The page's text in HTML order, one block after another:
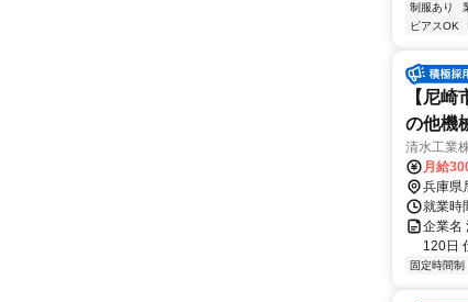
制服あり
ピアスOK
【尼
の他機
清水工業
月給
兵庫県
就業時
企業名
120日
固定時間制